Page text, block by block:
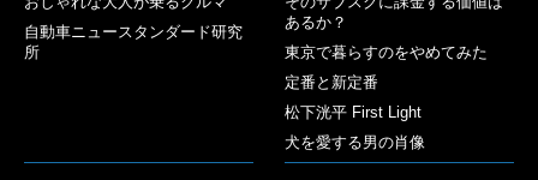
自動車ニュースタンダード研究
所
あるか？
東京で暮らすのをやめてみた
定番と新定番
松下洸平 First Light
犬を愛する男の肖像